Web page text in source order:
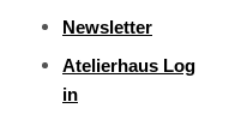
Newsletter
Atelierhaus Log
in